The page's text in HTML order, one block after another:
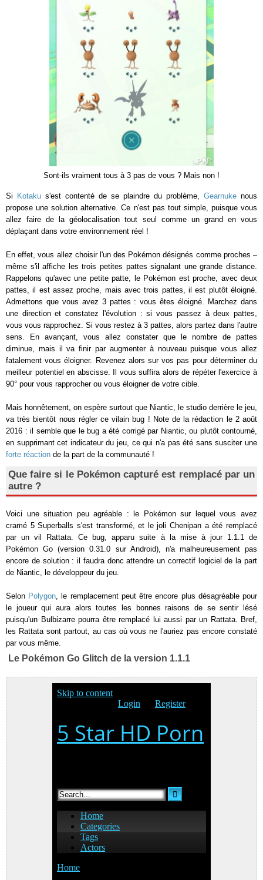
Sont-ils vraiment tous à 3 pas de vous ? Mais non !
Si Kotaku s'est contenté de se plaindre du problème, Gearnuke nous
propose une solution alternative. Ce n'est pas tout simple, puisque vous
allez faire de la géolocalisation tout seul comme un grand en vous
déplaçant dans votre environnement réel !
En effet, vous allez choisir l'un des Pokémon désignés comme proches –
même s'il affiche les trois petites pattes signalant une grande distance.
Rappelons qu'avec une petite patte, le Pokémon est proche, avec deux
pattes, il est assez proche, mais avec trois pattes, il est plutôt éloigné.
Admettons que vous avez 3 pattes : vous êtes éloigné. Marchez dans
une direction et constatez l'évolution : si vous passez à deux pattes,
vous vous rapprochez. Si vous restez à 3 pattes, alors partez dans l'autre
sens. En avançant, vous allez constater que le nombre de pattes
diminue, mais il va finir par augmenter à nouveau puisque vous allez
fatalement vous éloigner. Revenez alors sur vos pas pour déterminer du
meilleur potentiel en abscisse. Il vous suffira alors de répéter l'exercice à
90° pour vous rapprocher ou vous éloigner de votre cible.
Mais honnêtement, on espère surtout que Niantic, le studio derrière le jeu,
va très bientôt nous régler ce vilain bug ! Note de la rédaction le 2 août
2016 : il semble que le bug a été corrigé par Niantic, ou plutôt contourné,
en supprimant cet indicateur du jeu, ce qui n'a pas été sans susciter une
forte réaction de la part de la communauté !
Que faire si le Pokémon capturé est remplacé par un
autre ?
Voici une situation peu agréable : le Pokémon sur lequel vous avez
cramé 5 Superballs s'est transformé, et le joli Chenipan a été remplacé
par un vil Rattata. Ce bug, apparu suite à la mise à jour 1.1.1 de
Pokémon Go (version 0.31.0 sur Android), n'a malheureusement pas
encore de solution : il faudra donc attendre un correctif logiciel de la part
de Niantic, le développeur du jeu.
Selon Polygon, le remplacement peut être encore plus désagréable pour
le joueur qui aura alors toutes les bonnes raisons de se sentir lésé
puisqu'un Bulbizarre pourra être remplacé lui aussi par un Rattata. Bref,
les Rattata sont partout, au cas où vous ne l'auriez pas encore constaté
par vous même.
Le Pokémon Go Glitch de la version 1.1.1